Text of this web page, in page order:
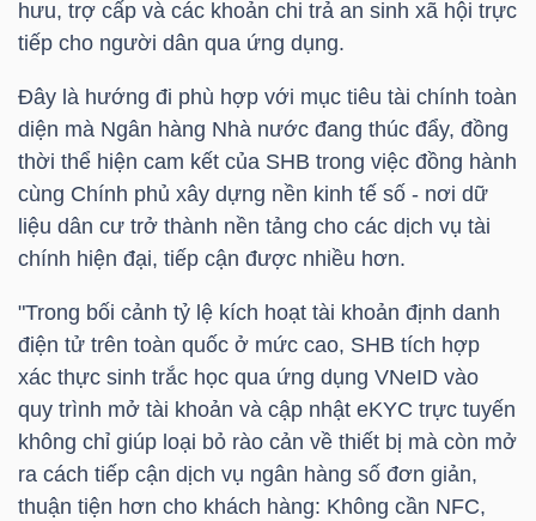
hưu, trợ cấp và các khoản chi trả an sinh xã hội trực
tiếp cho người dân qua ứng dụng.
Đây là hướng đi phù hợp với mục tiêu tài chính toàn
diện mà Ngân hàng Nhà nước đang thúc đẩy, đồng
thời thể hiện cam kết của SHB trong việc đồng hành
cùng Chính phủ xây dựng nền kinh tế số - nơi dữ
liệu dân cư trở thành nền tảng cho các dịch vụ tài
chính hiện đại, tiếp cận được nhiều hơn.
"Trong bối cảnh tỷ lệ kích hoạt tài khoản định danh
điện tử trên toàn quốc ở mức cao, SHB tích hợp
xác thực sinh trắc học qua ứng dụng VNeID vào
quy trình mở tài khoản và cập nhật eKYC trực tuyến
không chỉ giúp loại bỏ rào cản về thiết bị mà còn mở
ra cách tiếp cận dịch vụ ngân hàng số đơn giản,
thuận tiện hơn cho khách hàng: Không cần NFC,
DOANH
PHIẾU
PHÁI
TRÁI
PHIẾU